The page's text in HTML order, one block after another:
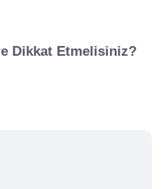
Dikkat Etmelisiniz?